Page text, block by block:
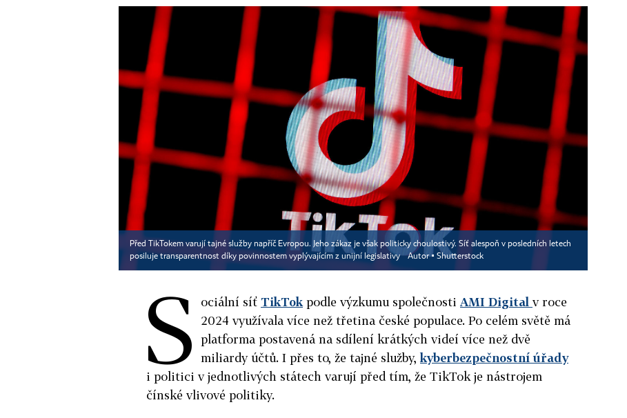
Před TikTokem varují tajné služby napříč Evropou. Jeho zákaz je však politicky choulostivý. Síť alespoň v posledních letech
posiluje transparentnost díky povinnostem vyplývajícím z unijní legislativy
Autor ▪ Shutterstock
S ociální síť TikTok podle výzkumu společnosti AMI Digital v roce
2024 využívala více než třetina české populace. Po celém světě má
platforma postavená na sdílení krátkých videí více než dvě
miliardy účtů. I přes to, že tajné služby,kyberbezpečnostní úřady
i politici v jednotlivých státech varují před tím, že TikTok je nástrojem
čínské vlivové politiky.